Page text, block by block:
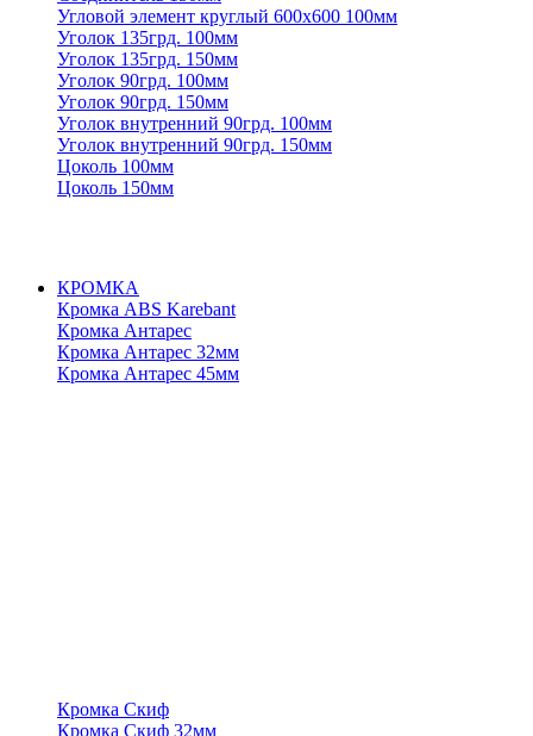
Угловой элемент круглый 600х600 100мм
Уголок 135грд. 100мм
Уголок 135грд. 150мм
Уголок 90грд. 100мм
Уголок 90грд. 150мм
Уголок внутренний 90грд. 100мм
Уголок внутренний 90грд. 150мм
Цоколь 100мм
Цоколь 150мм
КРОМКА
Кромка ABS Karebant
Кромка Антарес
Кромка Антарес 32мм
Кромка Антарес 45мм
Кромка Скиф
Кромка Скиф 32мм